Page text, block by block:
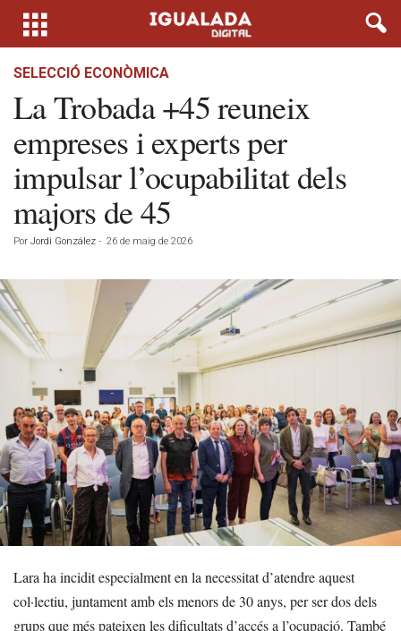
SELECCIÓ ECONÒMICA
La Trobada +45 reuneix
empreses i experts per
impulsar l’ocupabilitat dels
majors de 45
Por Jordi González - 26 de maig de 2026
Lara ha incidit especialment en la necessitat d’atendre aquest
col·lectiu, juntament amb els menors de 30 anys, per ser dos dels
grups que més pateixen les dificultats d’accés a l’ocupació. També